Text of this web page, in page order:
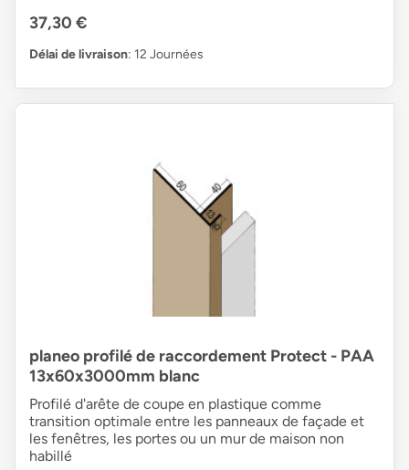
37,30 €
Délai de livraison: 12 Journées
planeo profilé de raccordement Protect - PAA
13x60x3000mm blanc
Profilé d'arête de coupe en plastique comme
transition optimale entre les panneaux de façade et
les fenêtres, les portes ou un mur de maison non
habillé